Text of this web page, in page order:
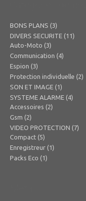
BONS PLANS (3)
DIVERS SECURITE (11)
Auto-Moto (3)
Communication (4)
Espion (3)
Protection individuelle (2)
SON ET IMAGE (1)
SYSTEME ALARME (4)
Accessoires (2)
Gsm (2)
VIDEO PROTECTION (7)
Compact (5)
Enregistreur (1)
Packs Eco (1)